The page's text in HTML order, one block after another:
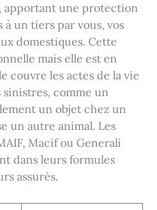
apportant une protection
à un tiers par vous, vos
domestiques. Cette
mais elle est en
couvre les actes de la vie
comme un
un objet chez un
un autre animal. Les
Macif ou Generali
dans leurs formules
assurés.